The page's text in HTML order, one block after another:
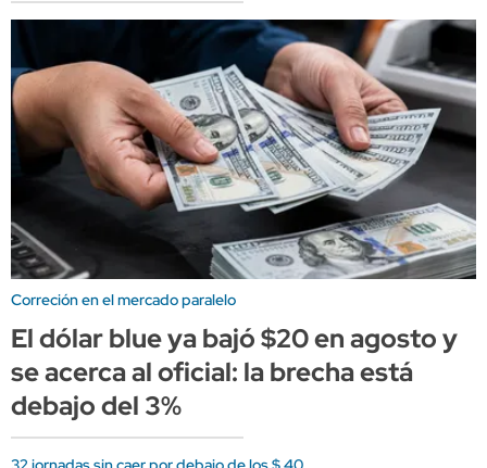
Correción en el mercado paralelo
El dólar blue ya bajó $20 en agosto y
se acerca al oficial: la brecha está
debajo del 3%